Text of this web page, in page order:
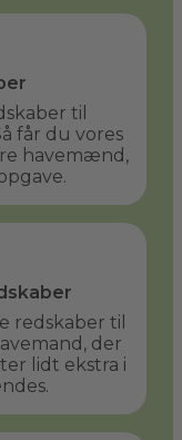
til
får du vores
havemænd,
redskaber til
der
lidt ekstra i